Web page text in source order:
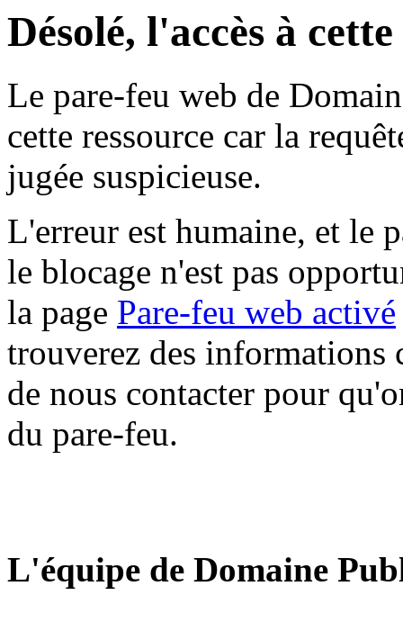
Désolé, l'accès à
Le pare-feu web de
cette ressource car la
jugée suspicieuse.
L'erreur est humaine, et le
le blocage n'est pas
la page Pare-feu web activé
trouverez des informations
de nous contacter pour
du pare-feu.
L'équipe de Domaine